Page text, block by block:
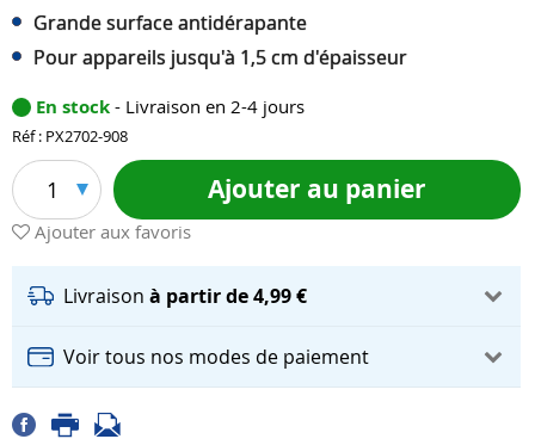
Grande surface antidérapante
Pour appareils jusqu'à 1,5 cm d'épaisseur
En stock - Livraison en 2-4 jours
Réf : PX2702-908
1 Ajouter au panier
Ajouter aux favoris
Livraison à partir de 4,99 €
Voir tous nos modes de paiement